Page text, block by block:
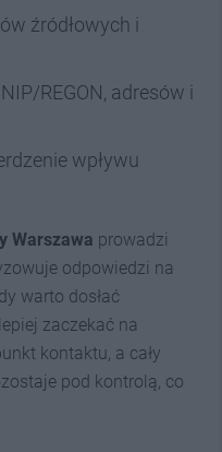
źródłowych i
REGON, adresów i
wpływu
Warszawa prowadzi
odpowiedzi na
warto dosłać
zaczekać na
kontaktu, a cały
pod kontrolą, co